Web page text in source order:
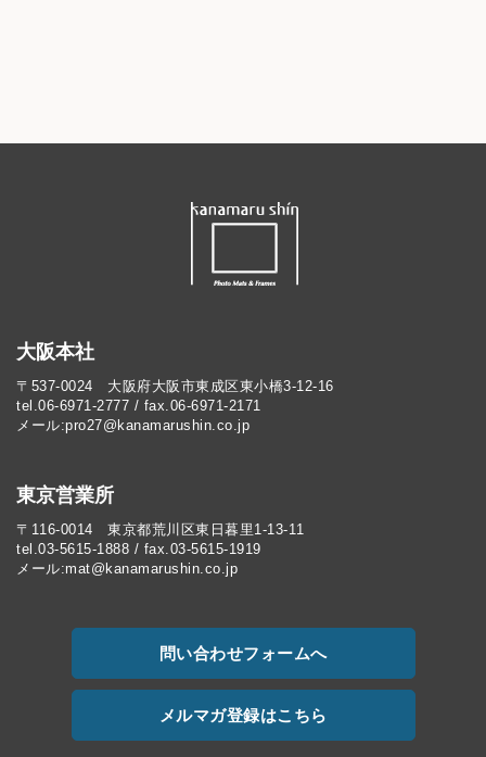
大阪本社
〒537-0024 大阪府大阪市東成区東小橋3-12-16
tel.06-6971-2777 / fax.06-6971-2171
メール:pro27@kanamarushin.co.jp​
東京営業所
〒116-0014 東京都荒川区東日暮里1-13-11
tel.03-5615-1888 / fax.03-5615-1919
メール:mat@kanamarushin.co.jp
問い合わせフォームへ
メルマガ登録はこちら